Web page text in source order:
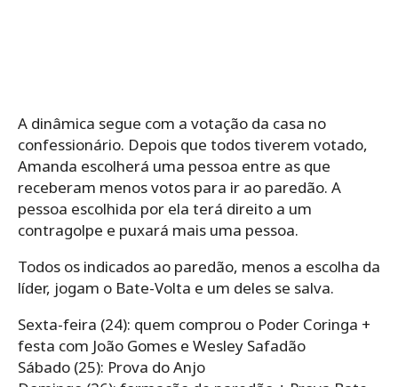
A dinâmica segue com a votação da casa no
confessionário. Depois que todos tiverem votado,
Amanda escolherá uma pessoa entre as que
receberam menos votos para ir ao paredão. A
pessoa escolhida por ela terá direito a um
contragolpe e puxará mais uma pessoa.
Todos os indicados ao paredão, menos a escolha da
líder, jogam o Bate-Volta e um deles se salva.
Sexta-feira (24): quem comprou o Poder Coringa +
festa com João Gomes e Wesley Safadão
Sábado (25): Prova do Anjo